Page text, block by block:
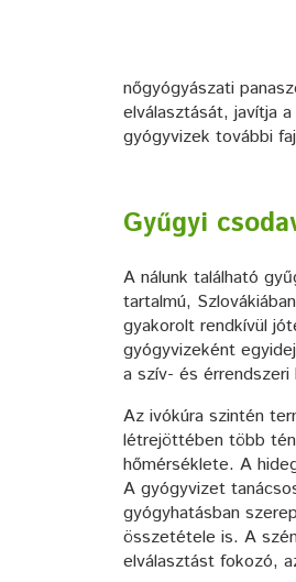
nőgyógyászati
elválasztását, javítja
gyógyvizek további
Gyűgyi
A nálunk található
tartalmú,
gyakorolt rendkívül
gyógyvizeként
a szív- és
Az ivókúra szintén
létrejöttében több
hőmérséklete. A
A gyógyvizet
gyógyhatásban
összetétele is. A
elválasztást fokozó,